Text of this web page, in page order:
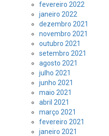
fevereiro 2022
janeiro 2022
dezembro 2021
novembro 2021
outubro 2021
setembro 2021
agosto 2021
julho 2021
junho 2021
maio 2021
abril 2021
março 2021
fevereiro 2021
janeiro 2021